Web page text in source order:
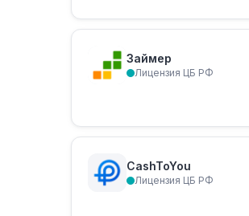
Займер
Лицензия ЦБ РФ
CashToYou
Лицензия ЦБ РФ